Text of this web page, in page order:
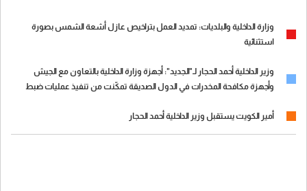
وزارة الداخلية والبلديات: تمديد العمل بتراخيص عازل أشعة الشمس بصورة
استثنائية
وزير الداخلية أحمد الحجار لـ"الجديد": أجهزة وزارة الداخلية بالتعاون مع الجيش
وأجهزة مكافحة المخدرات في الدول الصديقة تمكّنت من تنفيذ عمليات ضبط
أمير الكويت يستقبل وزير الداخلية أحمد الحجار